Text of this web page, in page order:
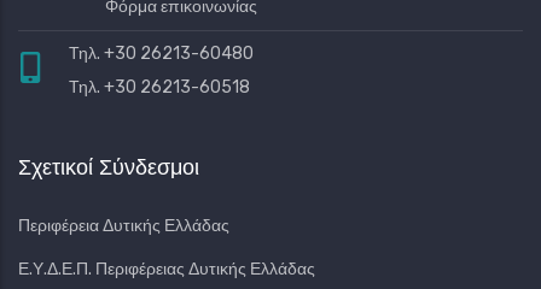
Φόρμα επικοινωνίας
Τηλ. +30 26213-60480
Τηλ. +30 26213-60518
Σχετικοί Σύνδεσμοι
Περιφέρεια Δυτικής Ελλάδας
Ε.Υ.Δ.Ε.Π. Περιφέρειας Δυτικής Ελλάδας